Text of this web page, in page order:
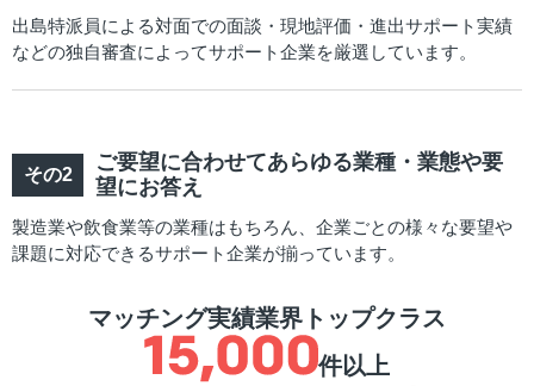
出島特派員による対面での面談・現地評価・進出サポート実績
などの独自審査によってサポート企業を厳選しています。
ご要望に合わせてあらゆる業種・業態や要
望にお答え
製造業や飲食業等の業種はもちろん、企業ごとの様々な要望や
課題に対応できるサポート企業が揃っています。
マッチング実績業界トップクラス
件以上